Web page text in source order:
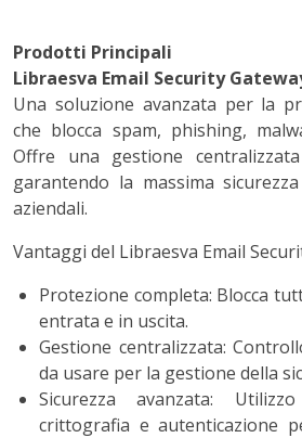
Prodotti Principali
Libraesva Email Security
Una soluzione avanzata per la
che blocca spam, phishing,
Offre una gestione
garantendo la massima
aziendali.
Vantaggi del Libraesva Email
Protezione completa: Blocca
entrata e in uscita.
Gestione centralizzata:
da usare per la gestione della
Sicurezza avanzata:
crittografia e autenticazione